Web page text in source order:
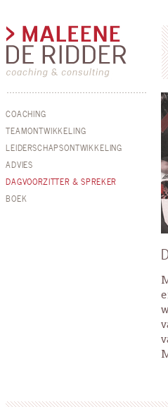
COACHING
TEAMONTWIKKELING
LEIDERSCHAPSONTWIKKELING
ADVIES
DAGVOORZITTER & SPREKER
BOEK